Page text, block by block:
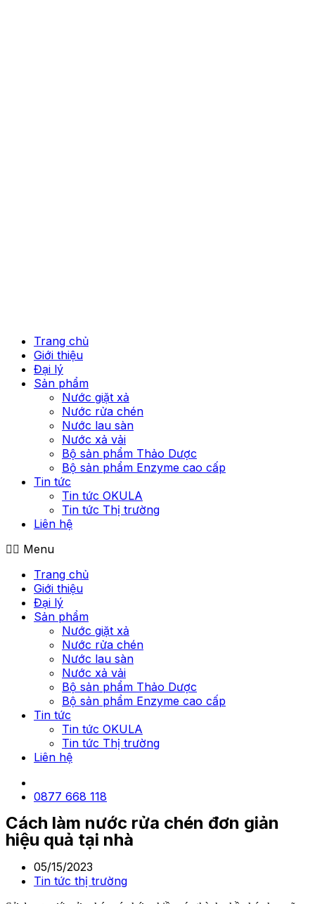
Trang chủ
Giới thiệu
Đại lý
Sản phẩm
Nước giặt xả
Nước rửa chén
Nước lau sàn
Nước xả vải
Bộ sản phẩm Thảo Dược
Bộ sản phẩm Enzyme cao cấp
Tin tức
Tin tức OKULA
Tin tức Thị trường
Liên hệ
Menu
Trang chủ
Giới thiệu
Đại lý
Sản phẩm
Nước giặt xả
Nước rửa chén
Nước lau sàn
Nước xả vải
Bộ sản phẩm Thảo Dược
Bộ sản phẩm Enzyme cao cấp
Tin tức
Tin tức OKULA
Tin tức Thị trường
Liên hệ
0877 668 118
Cách làm nước rửa chén đơn giản
hiệu quả tại nhà
05/15/2023
Tin tức thị trường